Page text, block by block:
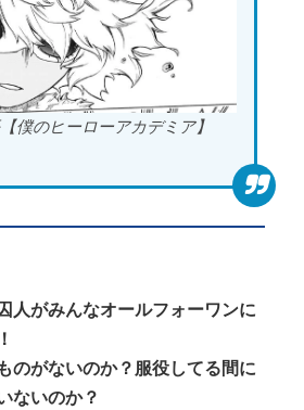
僕のヒーローアカデミア】
人がみんなオールフォーワンに
のがないのか？服役してる間に
ないのか？